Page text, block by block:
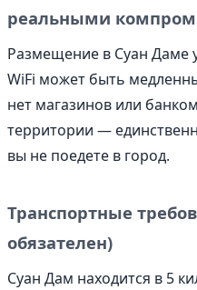
реальными
Размещение в Суан Даме
WiFi может быть
нет магазинов или
территории —
вы не поедете в город.
Транспортные
обязателен)
Суан Дам находится в 5